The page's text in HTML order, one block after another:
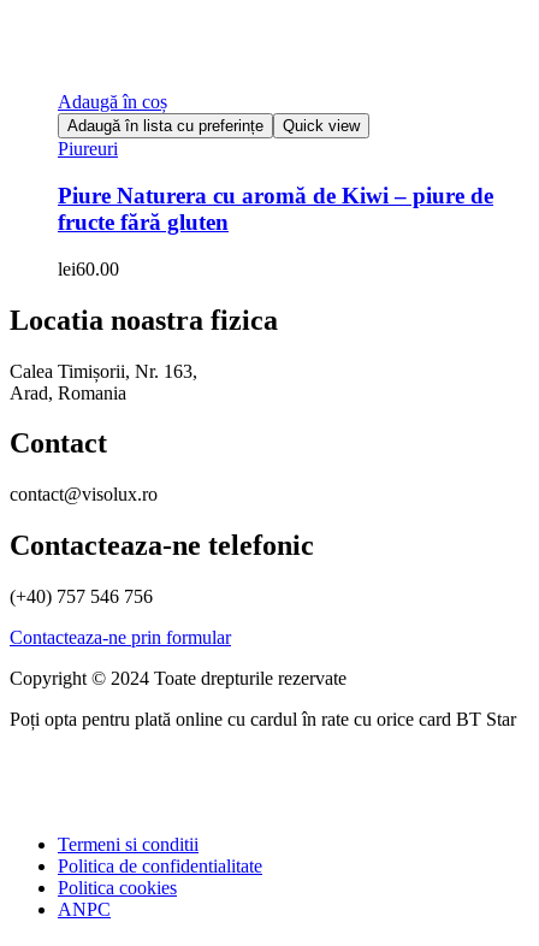
Adaugă în coș
Adaugă în lista cu preferințe Quick view
Piureuri
Piure Naturera cu aromă de Kiwi – piure de
fructe fără gluten
lei60.00
Locatia noastra fizica
Calea Timișorii, Nr. 163,
Arad, Romania
Contact
contact@visolux.ro
Contacteaza-ne telefonic
(+40) 757 546 756
Contacteaza-ne prin formular
Copyright © 2024 Toate drepturile rezervate
Poți opta pentru plată online cu cardul în rate cu orice card BT Star
Termeni si conditii
Politica de confidentialitate
Politica cookies
ANPC